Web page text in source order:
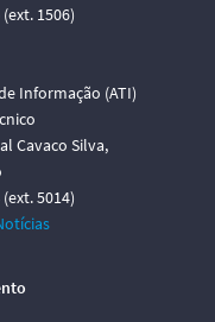
1506)
Informação (ATI)
Cavaco Silva,
5014)